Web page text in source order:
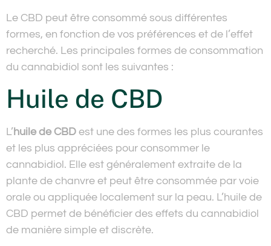
Le CBD peut être consommé sous différentes
formes, en fonction de vos préférences et de l’effet
recherché. Les principales formes de consommation
du cannabidiol sont les suivantes :
Huile de CBD
L’ huile de CBD est une des formes les plus courantes
et les plus appréciées pour consommer le
cannabidiol. Elle est généralement extraite de la
plante de chanvre et peut être consommée par voie
orale ou appliquée localement sur la peau. L’huile de
CBD permet de bénéficier des effets du cannabidiol
de manière simple et discrète.